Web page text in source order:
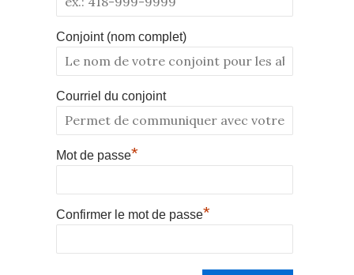
Conjoint (nom complet)
Courriel du conjoint
Mot de passe*
Confirmer le mot de passe*